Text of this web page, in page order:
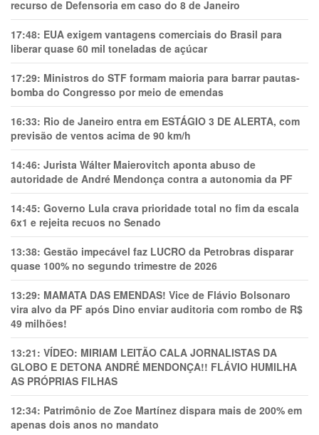
recurso de Defensoria em caso do 8 de Janeiro
17:48: EUA exigem vantagens comerciais do Brasil para
liberar quase 60 mil toneladas de açúcar
17:29: Ministros do STF formam maioria para barrar pautas-
bomba do Congresso por meio de emendas
16:33: Rio de Janeiro entra em ESTÁGIO 3 DE ALERTA, com
previsão de ventos acima de 90 km/h
14:46: Jurista Wálter Maierovitch aponta abuso de
autoridade de André Mendonça contra a autonomia da PF
14:45: Governo Lula crava prioridade total no fim da escala
6x1 e rejeita recuos no Senado
13:38: Gestão impecável faz LUCRO da Petrobras disparar
quase 100% no segundo trimestre de 2026
13:29: MAMATA DAS EMENDAS! Vice de Flávio Bolsonaro
vira alvo da PF após Dino enviar auditoria com rombo de R$
49 milhões!
13:21: VÍDEO: MIRIAM LEITÃO CALA JORNALISTAS DA
GLOBO E DETONA ANDRÉ MENDONÇA!! FLÁVIO HUMILHA
AS PRÓPRIAS FILHAS
12:34: Patrimônio de Zoe Martínez dispara mais de 200% em
apenas dois anos no mandato